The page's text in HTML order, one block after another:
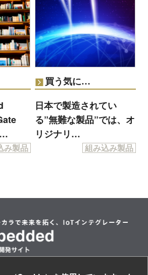
み製品
買う気に…
日本で製造されてい
る”無難な製品”では、オ
リジナリ…
組み込み製品